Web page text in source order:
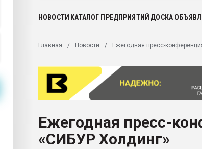
первый план в переработке
28.07.2026 "Технониколь" довольна
Всё, что касается выдува ПЭТ
Материал поверхности пуансона для
Продам отходы Композиция
поликарбоната и АБС-пластика
Armaloy PC/ABS-1IM черный цвет
НОВОСТИ КАТАЛОГ ПРЕДПРИЯТИЙ ДОСКА
Главная Новости Ежегодная пресс-
Ежегодная пресс-
«СИБУР Холдинг»